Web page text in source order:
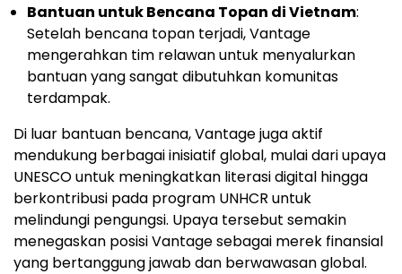
Bantuan untuk Bencana Topan di Vietnam:
Setelah bencana topan terjadi, Vantage
mengerahkan tim relawan untuk menyalurkan
bantuan yang sangat dibutuhkan komunitas
terdampak.
Di luar bantuan bencana, Vantage juga aktif
mendukung berbagai inisiatif global, mulai dari upaya
UNESCO untuk meningkatkan literasi digital hingga
berkontribusi pada program UNHCR untuk
melindungi pengungsi. Upaya tersebut semakin
menegaskan posisi Vantage sebagai merek finansial
yang bertanggung jawab dan berwawasan global.